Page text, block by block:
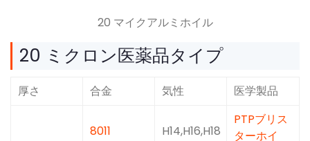
20 マイクアルミホイル
20 ミクロン医薬品タイプ
厚さ 合金 気性 医学製品
8011 H14,H16,H18
PTPブリス
ターホイ